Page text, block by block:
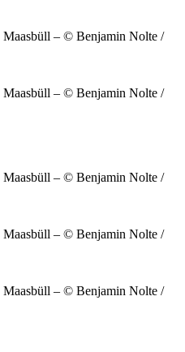
– © Benjamin Nolte /
– © Benjamin Nolte /
– © Benjamin Nolte /
– © Benjamin Nolte /
– © Benjamin Nolte /